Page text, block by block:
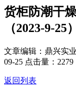
货柜防潮干
（2023-9-25）
文章编辑：鼎兴实业
09-25 点击量：2279
返回列表